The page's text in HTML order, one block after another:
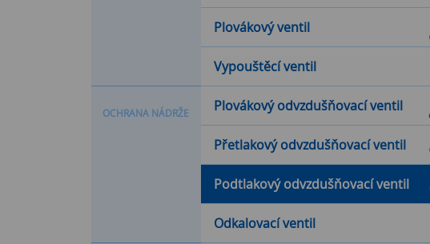
Plovákový ventil
Vypouštěcí ventil
OCHRANA NÁDRŽE Plovákový odvzdušňovací ventil
Přetlakový odvzdušňovací ventil
Podtlakový odvzdušňovací ventil
Odkalovací ventil